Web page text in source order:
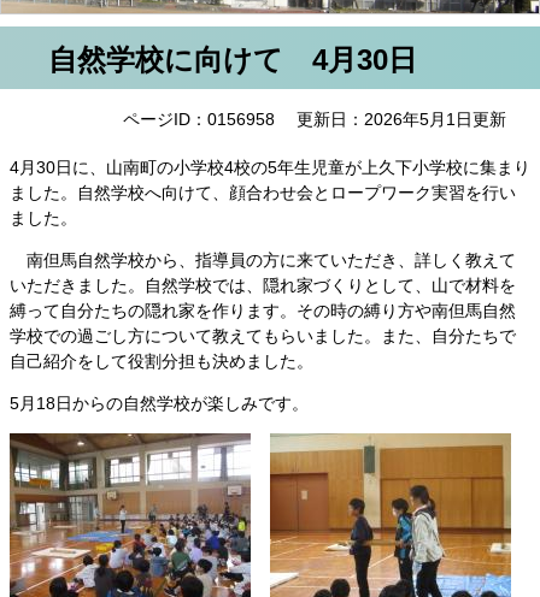
自然学校に向けて 4月30日
ページID：0156958 更新日：2026年5月1日更新
4月30日に、山南町の小学校4校の5年生児童が上久下小学校に集まり
ました。自然学校へ向けて、顔合わせ会とロープワーク実習を行い
ました。
南但馬自然学校から、指導員の方に来ていただき、詳しく教えて
いただきました。自然学校では、隠れ家づくりとして、山で材料を
縛って自分たちの隠れ家を作ります。その時の縛り方や南但馬自然
学校での過ごし方について教えてもらいました。また、自分たちで
自己紹介をして役割分担も決めました。
5月18日からの自然学校が楽しみです。